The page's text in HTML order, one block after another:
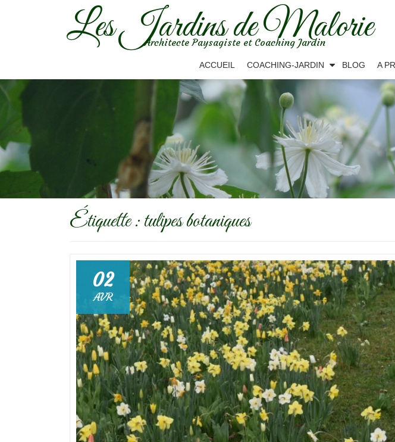
Les Jardins de Malorie
Architecte Paysagiste et Coaching Jardin
ACCUEIL COACHING-JARDIN BLOG A
Étiquette :tulipes botaniques
02
AVR